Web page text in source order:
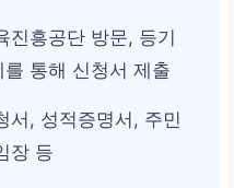
흥공단 방문, 등기
통해 신청서 제출
, 성적증명서, 주민
장 등